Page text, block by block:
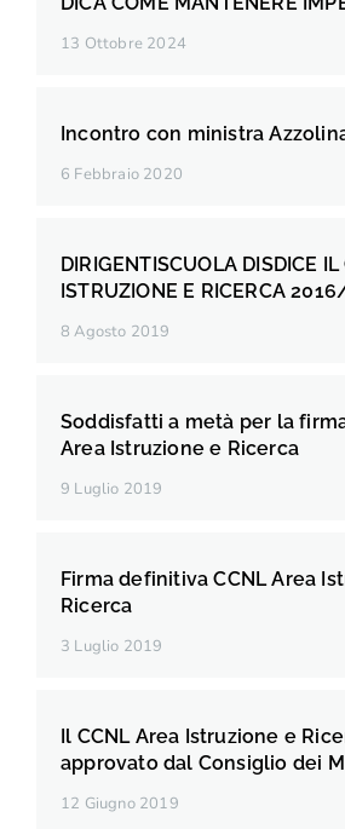
13 Ottobre 2024
Incontro con ministra
6 Febbraio 2020
DIRIGENTISCUOLA DISDICE
ISTRUZIONE E RICERCA
8 Agosto 2019
Soddisfatti a metà per la
Area Istruzione e Ricerca
9 Luglio 2019
Firma definitiva CCNL Area
Ricerca
3 Luglio 2019
Il CCNL Area Istruzione e
approvato dal Consiglio dei
12 Giugno 2019